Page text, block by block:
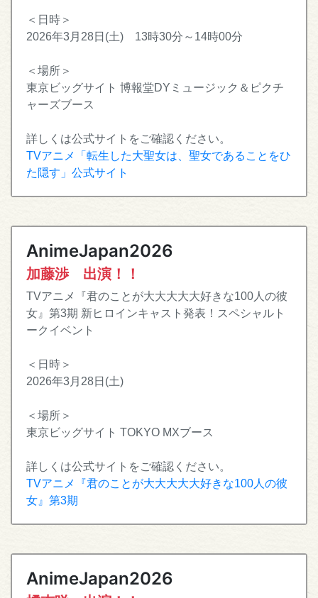
＜日時＞
2026年3月28日(土) 13時30分～14時00分
＜場所＞
東京ビッグサイト 博報堂DYミュージック＆ピクチ
ャーズブース
詳しくは公式サイトをご確認ください。
TVアニメ「転生した大聖女は、聖女であることをひ
た隠す」公式サイト
AnimeJapan2026
加藤渉 出演！！
TVアニメ『君のことが大大大大大好きな100人の彼
女』第3期 新ヒロインキャスト発表！スペシャルト
ークイベント
＜日時＞
2026年3月28日(土)
＜場所＞
東京ビッグサイト TOKYO MXブース
詳しくは公式サイトをご確認ください。
TVアニメ『君のことが大大大大大好きな100人の彼
女』第3期
AnimeJapan2026